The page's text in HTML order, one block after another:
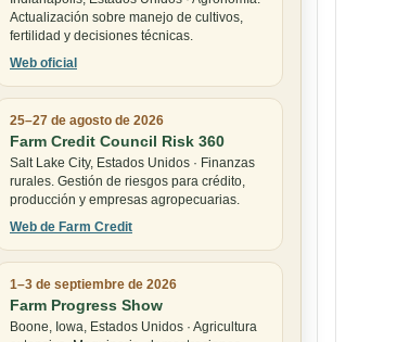
Actualización sobre manejo de cultivos,
fertilidad y decisiones técnicas.
Web oficial
25–27 de agosto de 2026
Farm Credit Council Risk 360
Salt Lake City, Estados Unidos · Finanzas
rurales. Gestión de riesgos para crédito,
producción y empresas agropecuarias.
Web de Farm Credit
1–3 de septiembre de 2026
Farm Progress Show
Boone, Iowa, Estados Unidos · Agricultura